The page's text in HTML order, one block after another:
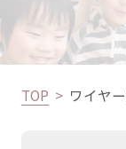
TOP ワイヤ